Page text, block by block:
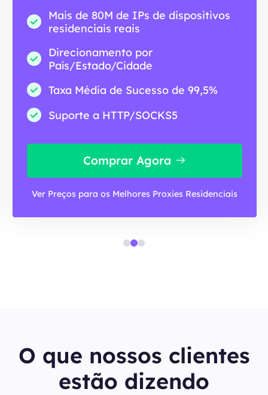
Mais de 80M de IPs de dispositivos
residenciais reais
Direcionamento por
País/Estado/Cidade
Taxa Média de Sucesso de 99,5%
Suporte a HTTP/SOCKS5
Comprar Agora
Ver Preços para os Melhores Proxies Residenciais
O que nossos clientes
estão dizendo